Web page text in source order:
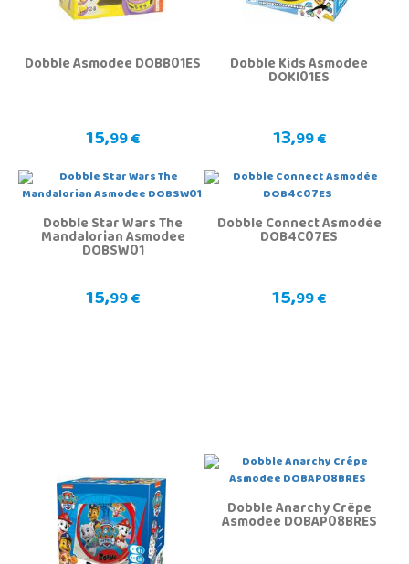
Dobble Asmodee DOBB01ES
15,99 €
Dobble Kids Asmodee
DOKI01ES
13,99 €
Dobble Star Wars The
Mandalorian Asmodee
DOBSW01
15,99 €
Dobble Connect Asmodée
DOB4C07ES
15,99 €
Dobble Anarchy Crêpe
Asmodee DOBAP08BRES